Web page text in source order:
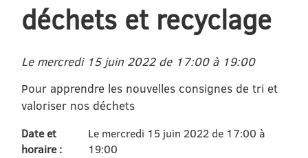
déchets et recyclage
Le mercredi 15 juin 2022 de 17:00 à 19:00
Pour apprendre les nouvelles consignes de tri et
valoriser nos déchets
Date et
horaire :
Le mercredi 15 juin 2022 de 17:00 à
19:00